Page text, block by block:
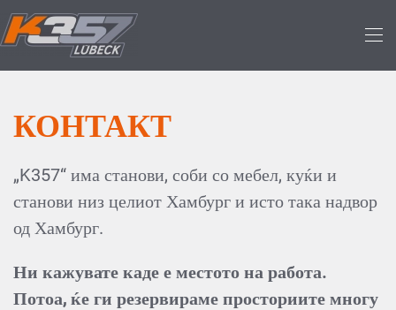
Skip to main content
КОНТАКТ
„K357“ има станови, соби со мебел, куќи и
станови низ целиот Хамбург и исто така надвор
од Хамбург.
Ни кажувате каде е местото на работа.
Потоа, ќе ги резервираме просториите многу